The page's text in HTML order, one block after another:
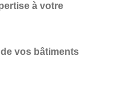
à votre
vos bâtiments